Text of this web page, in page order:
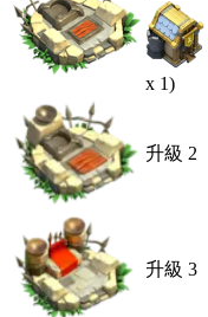
x 1)
升級 2
升級 3